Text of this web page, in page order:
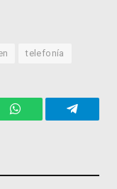
telefonía
WhatsApp